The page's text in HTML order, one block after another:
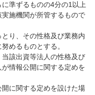
準ずるものの4分の1以上
施機関が所管するもので
り、その性格及び業務内
めるものとする。
該出資等法人の性格及び
情報公開に関する定めを
に関する定めを設けた場